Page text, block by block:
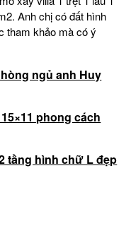
Anh chị có đất hình
tham khảo mà có ý
ngủ anh Huy
phong cách
tầng hình chữ L đẹp